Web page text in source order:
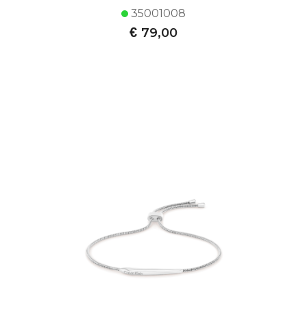
35001008
€ 79,00